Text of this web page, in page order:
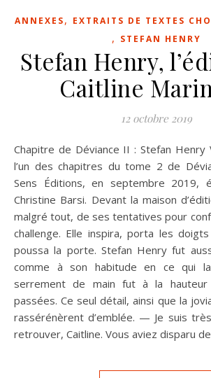
ANNEXES, EXTRAITS DE TEXTES
, STEFAN HENRY
Stefan Henry,
Caitline
12 octobre 2019
Chapitre de Déviance II : Stefan Henry Voici un extrait de
l’un des chapitres du tome 2 de
Sens Éditions, en septembre 2019,
Christine Barsi. Devant la maison
malgré tout, de ses tentatives pour
challenge. Elle inspira, porta les
poussa la porte. Stefan Henry fut
comme à son habitude en ce qui la
serrement de main fut à la hauteur
passées. Ce seul détail, ainsi que la
rassérénèrent d’emblée. — Je suis
retrouver, Caitline. Vous aviez disparu